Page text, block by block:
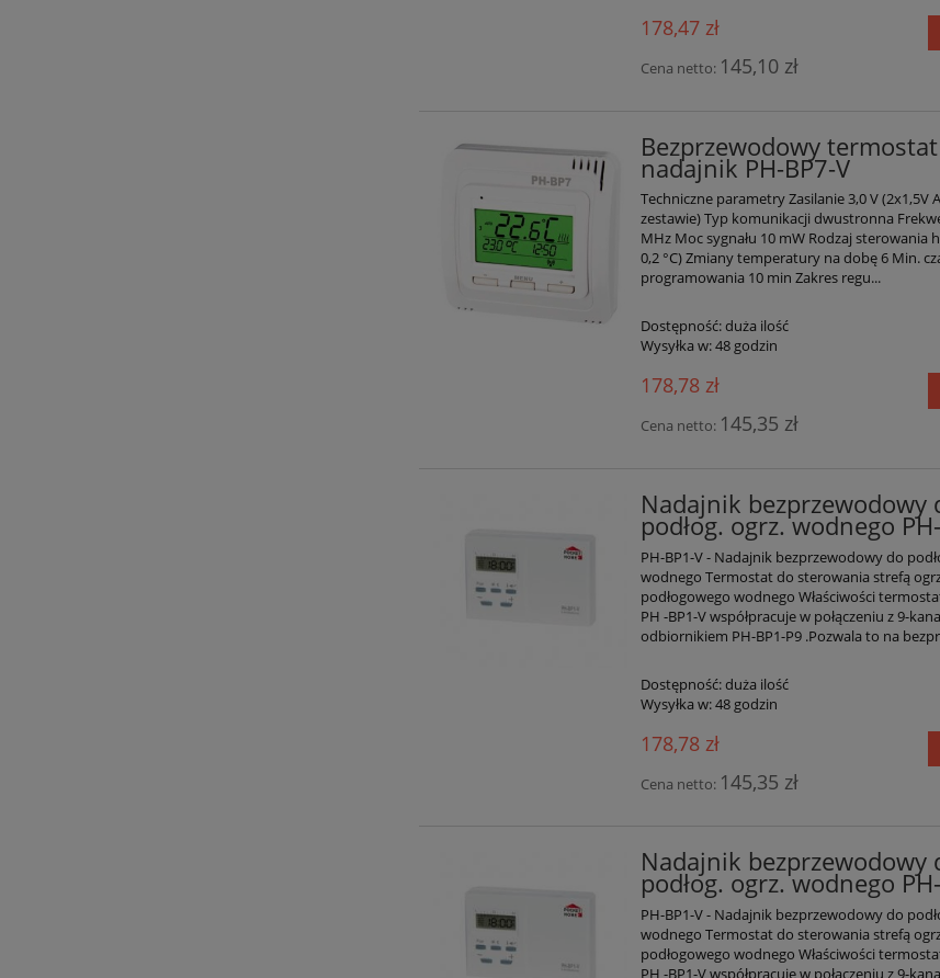
178,47 zł
Cena netto: 145,10 zł
Bezprzewodowy
nadajnik PH-BP7-V
Techniczne parametry Zasilanie 3,0 V (2x1,5V
zestawie) Typ komunikacji dwustronna
MHz Moc sygnału 10 mW Rodzaj sterowania
0,2 °C) Zmiany temperatury na dobę 6 Min.
programowania 10 min Zakres regu...
Dostępność:duża ilość
Wysyłka w:48 godzin
178,78 zł
Cena netto: 145,35 zł
Nadajnik bezprzewodowy
podłog. ogrz. wodnego
PH-BP1-V - Nadajnik bezprzewodowy do
wodnego Termostat do sterowania strefą
podłogowego wodnego Właściwości
PH -BP1-V współpracuje w połączeniu z 9-
odbiornikiem PH-BP1-P9 .Pozwala to na
Dostępność:duża ilość
Wysyłka w:48 godzin
178,78 zł
Cena netto: 145,35 zł
Nadajnik bezprzewodowy
podłog. ogrz. wodnego
PH-BP1-V - Nadajnik bezprzewodowy do
wodnego Termostat do sterowania strefą
podłogowego wodnego Właściwości
PH -BP1-V współpracuje w połączeniu z 9-